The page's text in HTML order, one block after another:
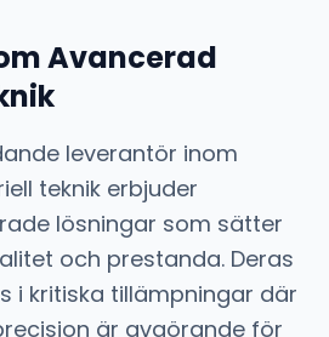
Avancerad
leverantör inom
teknik erbjuder
lösningar som sätter
och prestanda. Deras
i kritiska tillämpningar där
är avgörande för